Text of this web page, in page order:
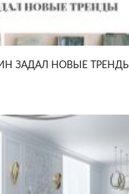
ЗАДАЛ НОВЫЕ ТРЕНДЫ